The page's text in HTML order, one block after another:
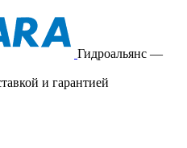
Гидроальянс —
и гарантией